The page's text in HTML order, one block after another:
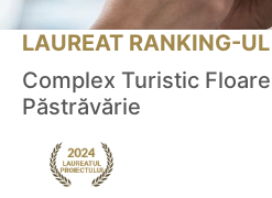
LAUREAT RANKING-
Complex Turistic
Păstrăvărie